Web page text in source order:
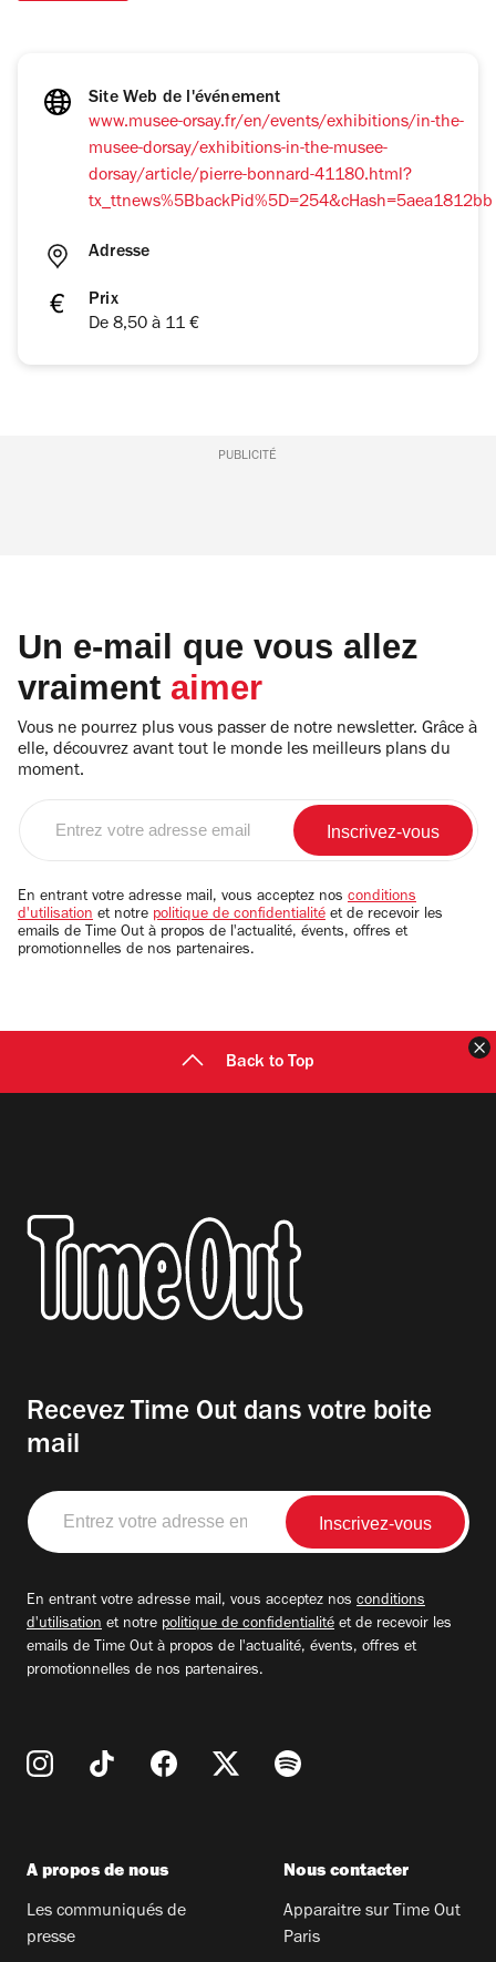
Site Web de l'événement
www.musee-orsay.fr/en/events/exhibitions/in-the-
musee-dorsay/exhibitions-in-the-musee-
dorsay/article/pierre-bonnard-41180.html?
tx_ttnews%5BbackPid%5D=254&cHash=5aea1812bb
Adresse
Prix
De 8,50 à 11 €
PUBLICITÉ
Un e-mail que vous allez
vraiment aimer
Vous ne pourrez plus vous passer de notre newsletter. Grâce à
elle, découvrez avant tout le monde les meilleurs plans du
moment.
email
En entrant votre adresse mail, vous acceptez nos conditions
d'utilisation et notre politique de confidentialité et de recevoir les
emails de Time Out à propos de l'actualité, évents, offres et
promotionnelles de nos partenaires.
Back to Top
Recevez Time Out dans votre boite
mail
Entrez
votre
adresse
En entrant votre adresse mail, vous acceptez nos conditions
d'utilisation et notre politique de confidentialité et de recevoir les
emails de Time Out à propos de l'actualité, évents, offres et
promotionnelles de nos partenaires.
A propos de nous
Les communiqués de
presse
Nous contacter
Apparaitre sur Time Out
Paris